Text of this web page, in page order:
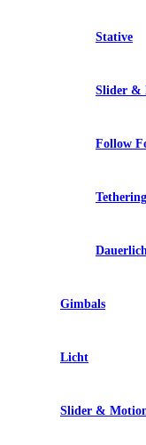
Stative
Slider &
Follow
Tethering
Gimbals
Licht
Slider &